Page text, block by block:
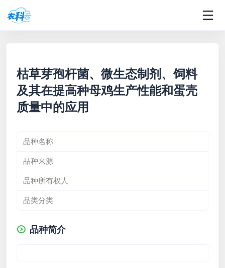
枯草芽孢杆菌、微生态制剂、饲料
及其在提高种母鸡生产性能和蛋壳
质量中的应用
品种名称
品种来源
品种所有权人
品类分类
品种简介